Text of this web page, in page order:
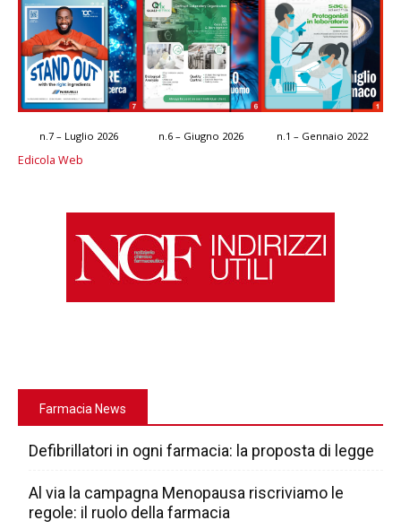
n.7 – Luglio 2026 n.6 – Giugno 2026 n.1 – Gennaio 2022
Edicola Web
Farmacia News
Defibrillatori in ogni farmacia: la proposta di legge
Al via la campagna Menopausa riscriviamo le
regole: il ruolo della farmacia